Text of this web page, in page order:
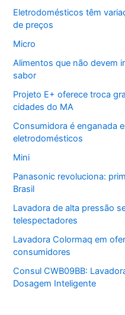
Eletrodomésticos têm
de preços
Micro
Alimentos que não devem
sabor
Projeto E+ oferece troca
cidades do MA
Consumidora é enganada
eletrodomésticos
Mini
Panasonic revoluciona:
Brasil
Lavadora de alta pressão
telespectadores
Lavadora Colormaq em
consumidores
Consul CWB09BB:
Dosagem Inteligente